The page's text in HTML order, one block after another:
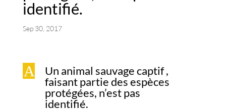
identifié.
Sep 30, 2017
A
Un animal sauvage captif ,
faisant partie des espèces
protégées, n’est pas
identifié.